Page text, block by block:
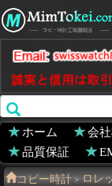
ホーム 会
品質保証
コピー時計 > ロレ